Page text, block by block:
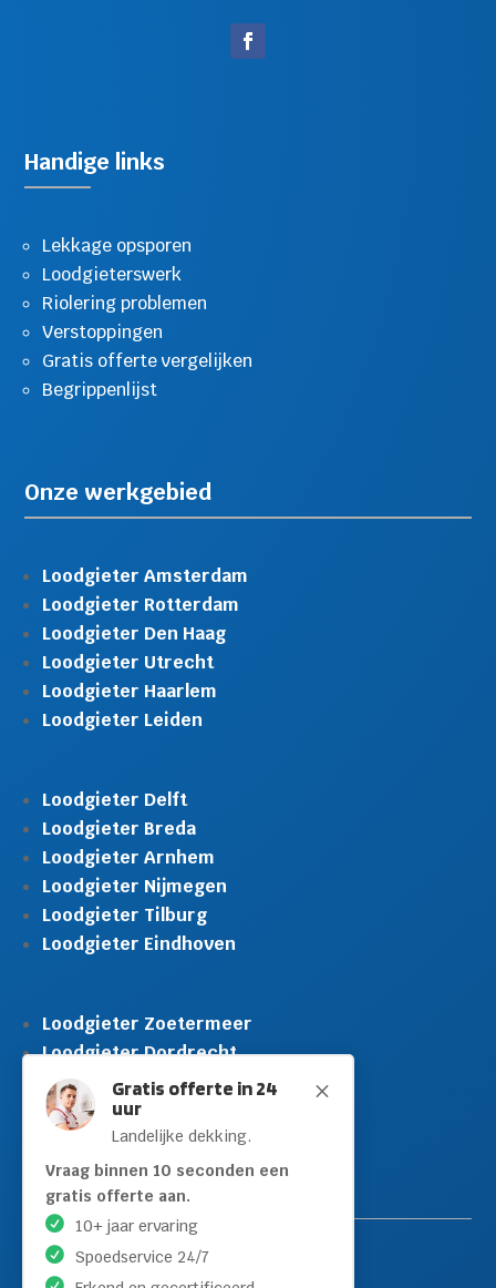
M
Gratis offerte in 24
uur
Landelijke dekking.
Vraag binnen 10 seconden een
gratis offerte aan.
10+ jaar ervaring
Spoedservice 24/7
Handige links
Lekkage opsporen
Loodgieterswerk
Riolering problemen
Verstoppingen
Gratis offerte vergelijken
Begrippenlijst
Onze werkgebied
Loodgieter Amsterdam
Loodgieter Rotterdam
Loodgieter Den Haag
Loodgieter Utrecht
Loodgieter Haarlem
Loodgieter Leiden
Loodgieter Delft
Loodgieter Breda
Loodgieter Arnhem
Loodgieter Nijmegen
Loodgieter Tilburg
Loodgieter Eindhoven
Loodgieter Zoetermeer
Loodgieter Dordrecht
Loodgieter Rijswijk
Loodgieter Schiedam
Loodgieter Leidschendam
Loodgieter Hilversum